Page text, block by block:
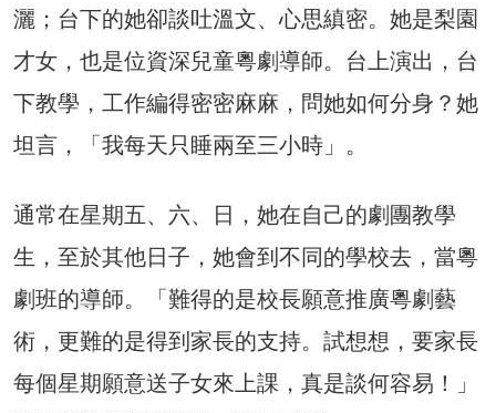
灑；台下的她卻談吐溫文、心思縝密。她是梨園
才女，也是位資深兒童粵劇導師。台上演出，台
下教學，工作編得密密麻麻，問她如何分身？她
坦言，「我每天只睡兩至三小時」。
通常在星期五、六、日，她在自己的劇團教學
生，至於其他日子，她會到不同的學校去，當粵
劇班的導師。「難得的是校長願意推廣粵劇藝
術，更難的是得到家長的支持。試想想，要家長
每個星期願意送子女來上課，真是談何容易！」